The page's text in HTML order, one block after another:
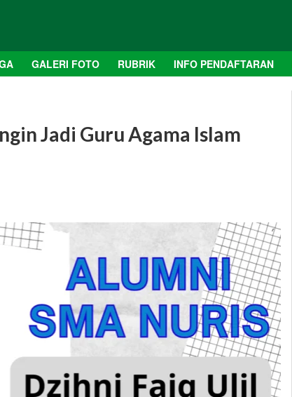
GALERI FOTO RUBRIK INFO PENDAFTARAN
Jadi Guru Agama Islam